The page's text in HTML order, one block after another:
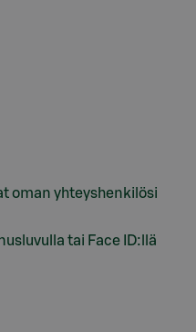
oman yhteyshenkilösi
tai Face ID:llä